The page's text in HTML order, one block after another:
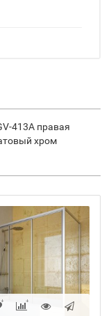
413A правая
хром